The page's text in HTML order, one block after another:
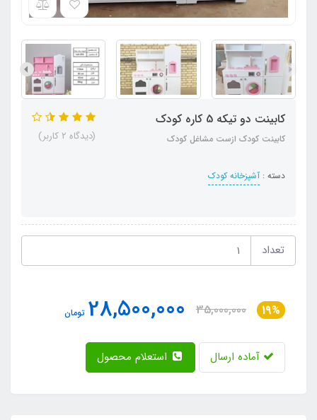
کابینت دو تیکه 5 کاره کودک
کابینت کودک ازست مشاغل کودک
دسته : آشپزخانه کودک
(دیدگاه 2 کاربر)
تعداد
19%
35,000,000
28,500,000 تومان
آماده ارسال